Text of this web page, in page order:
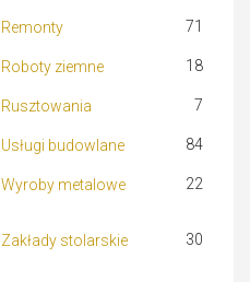
Remonty 71
Roboty ziemne 18
Rusztowania 7
Usługi budowlane 84
Wyroby metalowe 22
Zakłady stolarskie 30